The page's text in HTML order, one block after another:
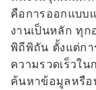
คือการออกแบบ
งานเป็นหลัก ทุก
พิถีพิถัน ตั้งแต่กา
ความรวดเร็วใ
ค้นหาข้อมูลหรือ